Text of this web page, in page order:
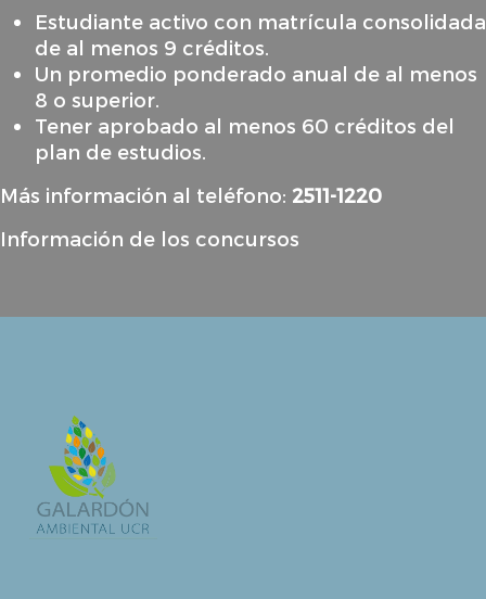
Estudiante activo con matrícula consolidada
de al menos 9 créditos.
Un promedio ponderado anual de al menos
8 o superior.
Tener aprobado al menos 60 créditos del
plan de estudios.
Más información al teléfono: 2511-1220
Información de los concursos